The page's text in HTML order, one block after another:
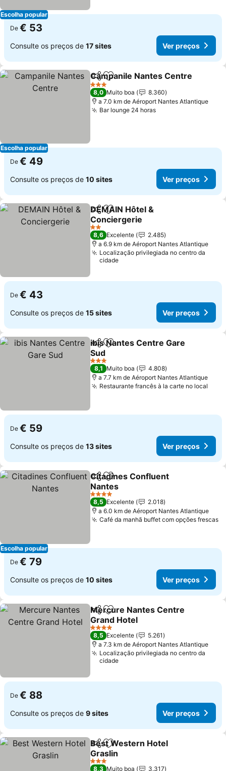
Escolha popular
De € 53
Consulte os preços de 17 sites Ver preços
Escolha popular
PartilharAdicionar aos favoritos
Campanile Nantes Centre
3 Estrelas
8,0 Muito boa
8.360
a 7.0 km de Aéroport Nantes Atlantique
Bar lounge 24 horas
De € 49
Consulte os preços de 10 sites Ver preços
PartilharAdicionar aos favoritos
DEMAIN Hôtel &
Conciergerie
2 Estrelas
8,6 Excelente
2.485
a 6.9 km de Aéroport Nantes Atlantique
Localização privilegiada no centro da
cidade
De € 43
Consulte os preços de 15 sites Ver preços
PartilharAdicionar aos favoritos
ibis Nantes Centre Gare
Sud
3 Estrelas
8,1 Muito boa
4.808
a 7.7 km de Aéroport Nantes Atlantique
Restaurante francês à la carte no local
De € 59
Consulte os preços de 13 sites Ver preços
Escolha popular
PartilharAdicionar aos favoritos
Citadines Confluent
Nantes
4 Estrelas
8,5 Excelente
2.018
a 6.0 km de Aéroport Nantes Atlantique
Café da manhã buffet com opções frescas
De € 79
Consulte os preços de 10 sites Ver preços
PartilharAdicionar aos favoritos
Mercure Nantes Centre
Grand Hotel
4 Estrelas
8,5 Excelente
5.261
a 7.3 km de Aéroport Nantes Atlantique
Localização privilegiada no centro da
cidade
De € 88
Consulte os preços de 9 sites Ver preços
PartilharAdicionar aos favoritos
Best Western Hotel
Graslin
3 Estrelas
8,3 Muito boa 3.317